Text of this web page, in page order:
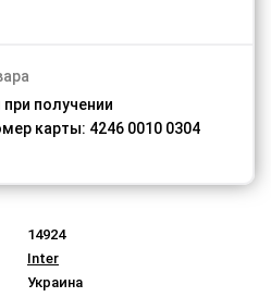
получении
карты: 4246 0010 0304
14924
Inter
Украина